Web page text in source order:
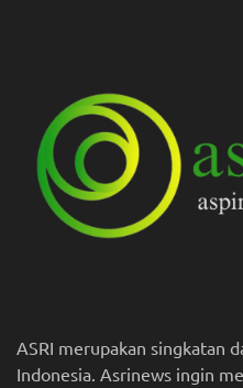
ASRI merupakan singkatan
Indonesia. Asrinews ingin